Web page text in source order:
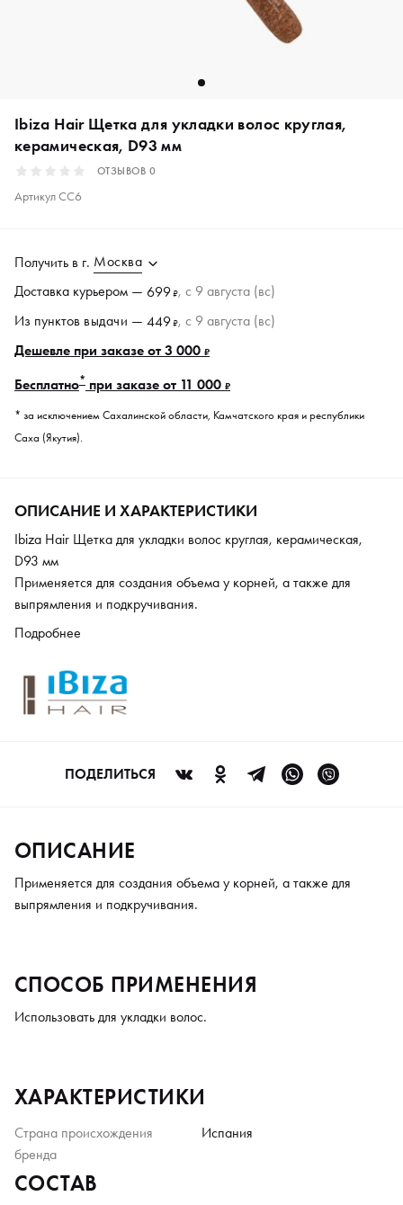
Ibiza Hair Щетка для укладки волос круглая,
керамическая, D93 мм
ОТЗЫВОВ 0
АртикулCC6
Получить в г. Москва
Доставка курьером — 699₽, c 9 августа (вс)
Из пунктов выдачи — 449₽, c 9 августа (вс)
Дешевле при заказе от 3 000 ₽
Бесплатно* при заказе от 11 000 ₽
* за исключением Сахалинской области, Камчатского края и республики
Саха (Якутия).
ОПИСАНИЕ И ХАРАКТЕРИСТИКИ
Ibiza Hair Щетка для укладки волос круглая, керамическая,
D93 мм
Применяется для создания объема у корней, а также для
выпрямления и подкручивания.
Подробнее
ПОДЕЛИТЬСЯ
ОПИСАНИЕ
Применяется для создания объема у корней, а также для
выпрямления и подкручивания.
СПОСОБ ПРИМЕНЕНИЯ
Использовать для укладки волос.
ХАРАКТЕРИСТИКИ
Страна происхождения
бренда
Испания
СОСТАВ